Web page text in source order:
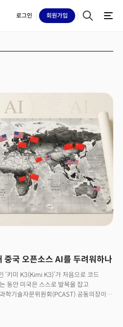
로그인 회원가입
중국 오픈소스 AI를 두려워하나
‘키미 K3(Kimi K3)’가 처음으로 코드
동안 미국은 스스로 발목을 잡고
학기술자문위원회(PCAST) 공동의장이
AI 모델에 대한 강력한 우려를